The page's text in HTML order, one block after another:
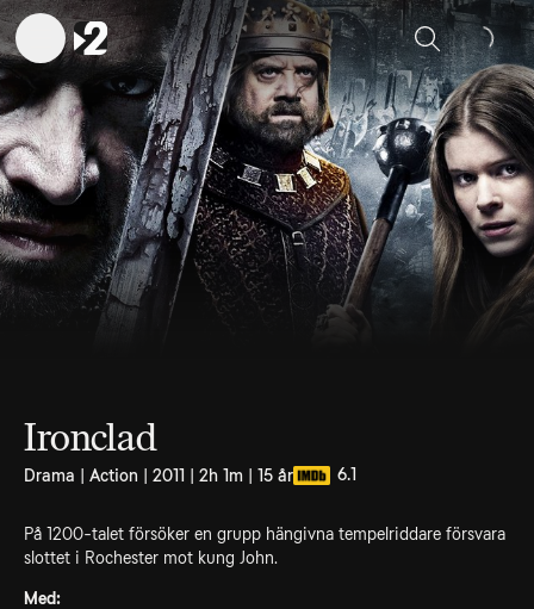
Sök
Ironclad
Drama | Action | 2011 | 2h 1m | 15 år 6.1
På 1200-talet försöker en grupp hängivna tempelriddare försvara
slottet i Rochester mot kung John.
Med: